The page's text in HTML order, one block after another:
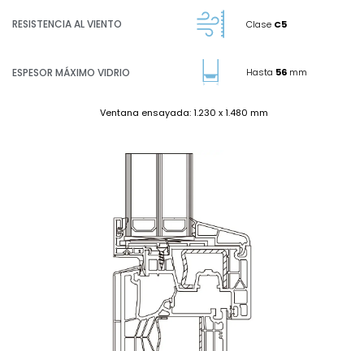
RESISTENCIA AL VIENTO Clase C5
ESPESOR MÁXIMO VIDRIO Hasta 56mm
Ventana ensayada: 1.230 x 1.480 mm